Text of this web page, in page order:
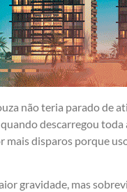
não teria parado de
descarregou
mais disparos porque
gravidade, mas